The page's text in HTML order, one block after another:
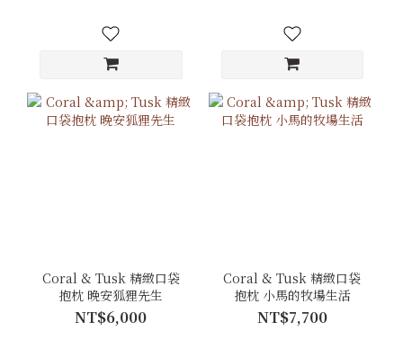
Coral & Tusk 精緻口袋
抱枕 晚安狐狸先生
NT$6,000
Coral & Tusk 精緻口袋
抱枕 小馬的牧場生活
NT$7,700